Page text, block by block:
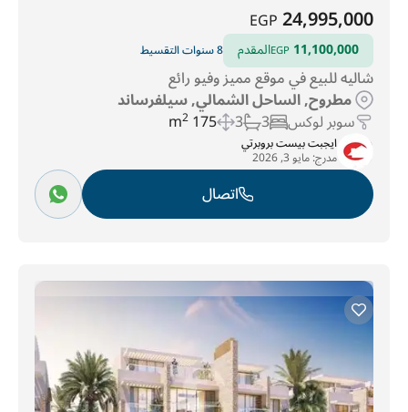
24,995,000
EGP
11,100,000
EGPالمقدم 8 سنوات التقسيط
شاليه للبيع في موقع مميز وفيو رائع
مطروح, الساحل الشمالي, سيلفرساند
سوبر لوكس 3
3
175 m
2
ايجبت بيست بروبرتي
مدرج:مايو 3, 2026
اتصال